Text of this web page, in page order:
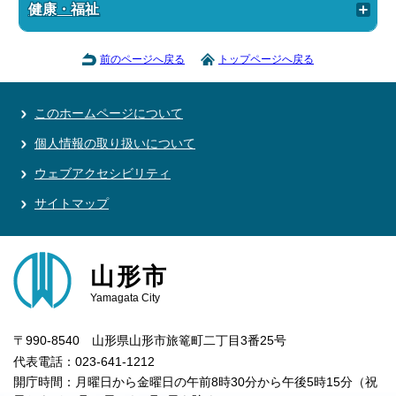
健康・福祉
前のページへ戻る トップページへ戻る
このホームページについて
個人情報の取り扱いについて
ウェブアクセシビリティ
サイトマップ
山形市
Yamagata City
〒990-8540 山形県山形市旅篭町二丁目3番25号
代表電話：023-641-1212
開庁時間：月曜日から金曜日の午前8時30分から午後5時15分（祝